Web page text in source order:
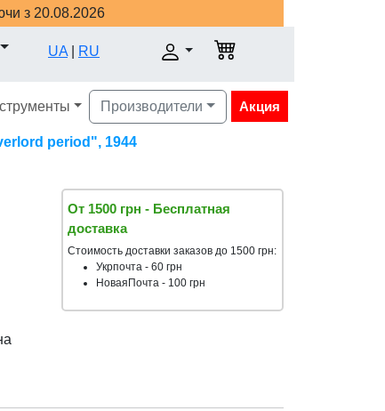
з 20.08.2026
UA RU
Производители Акция
period", 1944
От 1500 грн - Бесплатная
доставка
Стоимость доставки заказов до 1500 грн:
Укрпочта - 60 грн
НоваяПочта - 100 грн